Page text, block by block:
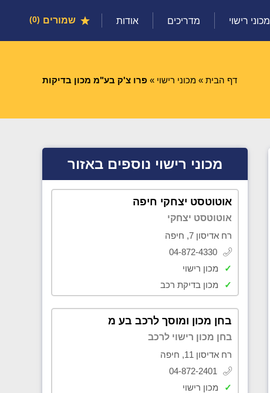
מכוני רישוי מדריכים אודות שמורים 0
דף הבית » מכוני רישוי » פרו צ'ק בע"מ מכון בדיקות
מכוני רישוי נוספים באזור
אוטוטסט יצחקי חיפה
אוטוטסט יצחקי
רח אדיסון 7, חיפה
04-872-4330
✓
מכון רישוי
✓
מכון בדיקת רכב
בחן מכון ומוסך לרכב בע מ
בחן מכון רישוי לרכב
רח אדיסון 11, חיפה
04-872-2401
✓
מכון רישוי